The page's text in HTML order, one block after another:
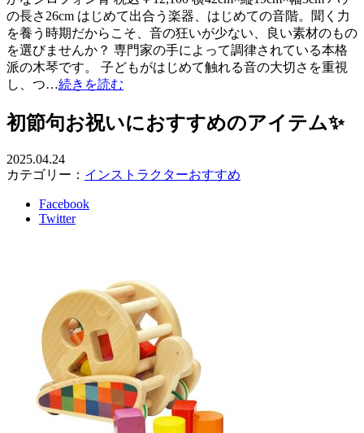
の長さ26cm はじめて出合う楽器、はじめての音階。聞く力
を養う時期だからこそ、音の狂いが少ない、良い素材のもの
を選びませんか？ 専門家の手によって調律されている本格
派の木琴です。 子どもがはじめて触れる音の大切さを重視
し、つ…続きを読む
初節句お祝いにおすすめのアイテム✨
2025.04.24
カテゴリー： インストラクターおすすめ
Facebook
Twitter